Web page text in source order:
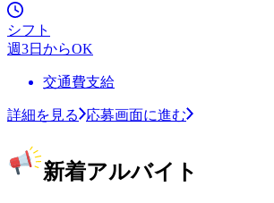
シフト
週3日からOK
交通費支給
詳細を見る 応募画面に進む
新着アルバイト